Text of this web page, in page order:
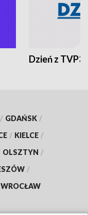
Dzień z TVP3
/ GDAŃSK /
/ KIELCE /
OLSZTYN /
/
WROCŁAW